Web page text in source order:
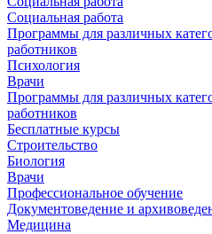
Социальная работа
Программы для различных
работников
Психология
Врачи
Программы для различных
работников
Бесплатные курсы
Строительство
Биология
Врачи
Профессиональное обучение
Документоведение и
Медицина